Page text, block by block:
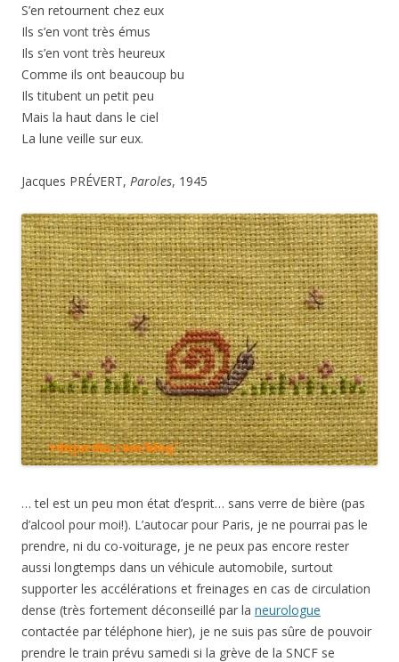
S’en retournent chez eux
Ils s’en vont très émus
Ils s’en vont très heureux
Comme ils ont beaucoup bu
Ils titubent un petit peu
Mais la haut dans le ciel
La lune veille sur eux.
Jacques PRÉVERT, Paroles, 1945
… tel est un peu mon état d’esprit… sans verre de bière (pas
d’alcool pour moi!). L’autocar pour Paris, je ne pourrai pas le
prendre, ni du co-voiturage, je ne peux pas encore rester
aussi longtemps dans un véhicule automobile, surtout
supporter les accélérations et freinages en cas de circulation
dense (très fortement déconseillé par la neurologue
contactée par téléphone hier), je ne suis pas sûre de pouvoir
prendre le train prévu samedi si la grève de la SNCF se